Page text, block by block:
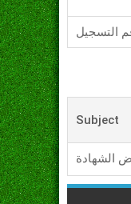
التسجيل
Subject
الشهادة